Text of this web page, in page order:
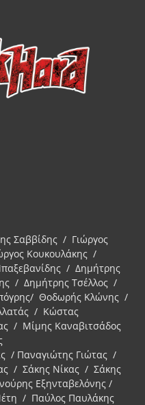
Σαββίδης / Γιώργος
Κουκουλάκης /
/ Δημήτρης
/ Δημήτρης Τσέλλος /
Θοδωρής Κλώνης /
/ Κώστας
/ Μίμης Καναβιτσάδος
/ Παναγιώτης Γιώτας /
/ Σάκης Νίκας / Σάκης
Εξηνταβελόνης /
/ Παύλος Παυλάκης